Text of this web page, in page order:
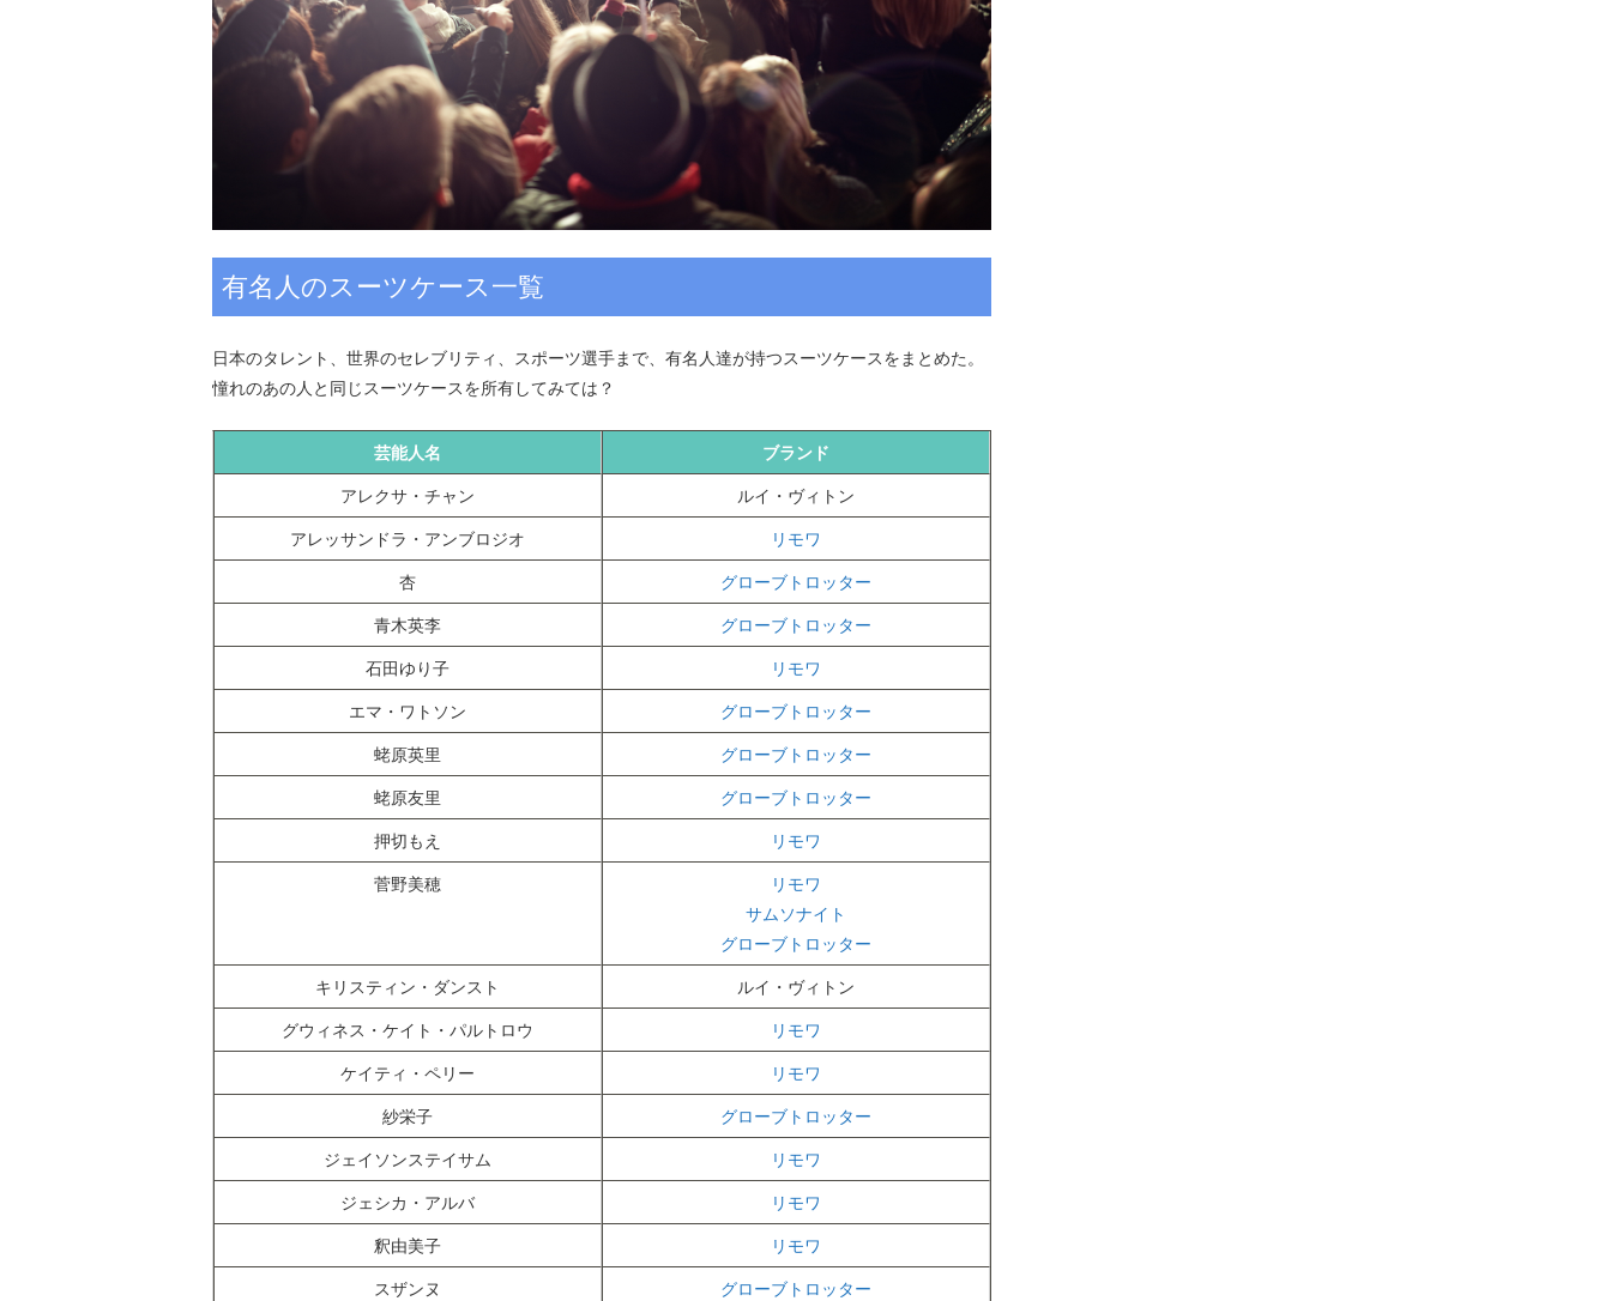
有名人のスーツケース一覧
日本のタレント、世界のセレブリティ、スポーツ選手まで、有名人達が持つスーツケースをまとめた。
憧れのあの人と同じスーツケースを所有してみては？
芸能人名 ブランド
アレクサ・チャン ルイ・ヴィトン
アレッサンドラ・アンブロジオ リモワ
杏 グローブトロッター
青木英李 グローブトロッター
石田ゆり子 リモワ
エマ・ワトソン グローブトロッター
蛯原英里 グローブトロッター
蛯原友里 グローブトロッター
押切もえ リモワ
菅野美穂
リモワ
サムソナイト
グローブトロッター
キリスティン・ダンスト ルイ・ヴィトン
グウィネス・ケイト・パルトロウ リモワ
ケイティ・ペリー リモワ
紗栄子 グローブトロッター
ジェイソンステイサム リモワ
ジェシカ・アルバ リモワ
釈由美子 リモワ
スザンヌ グローブトロッター